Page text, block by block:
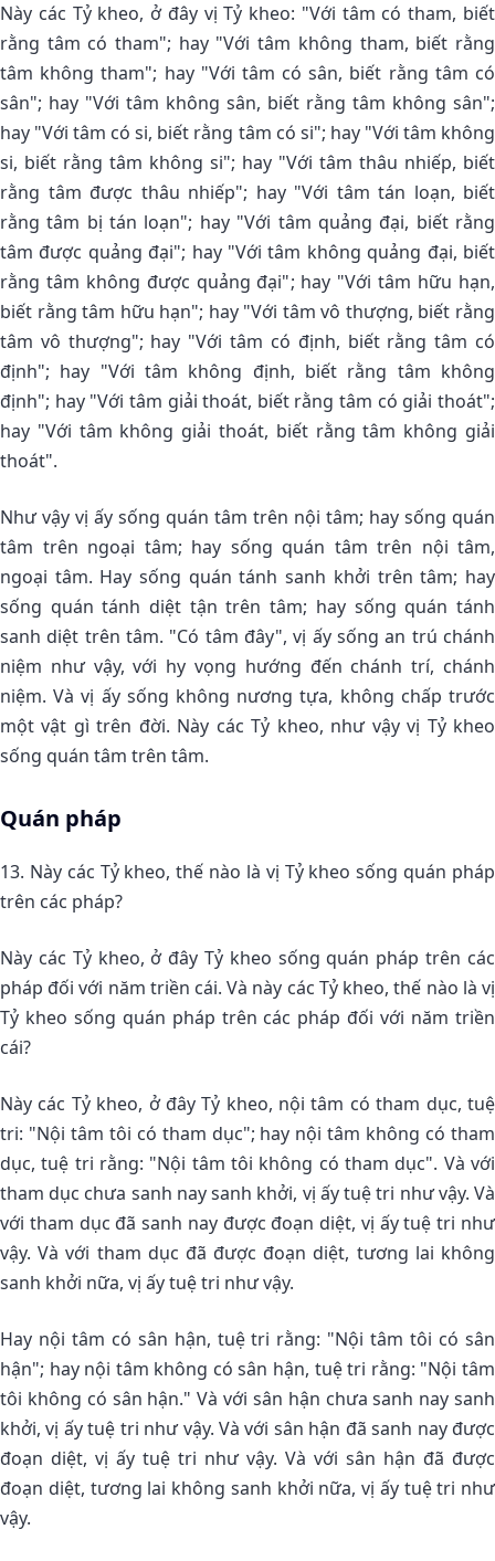
Này các Tỷ kheo, ở đây vị Tỷ kheo: "Với tâm có tham, biết
rằng tâm có tham"; hay "Với tâm không tham, biết rằng
tâm không tham"; hay "Với tâm có sân, biết rằng tâm có
sân"; hay "Với tâm không sân, biết rằng tâm không sân";
hay "Với tâm có si, biết rằng tâm có si"; hay "Với tâm không
si, biết rằng tâm không si"; hay "Với tâm thâu nhiếp, biết
rằng tâm được thâu nhiếp"; hay "Với tâm tán loạn, biết
rằng tâm bị tán loạn"; hay "Với tâm quảng đại, biết rằng
tâm được quảng đại"; hay "Với tâm không quảng đại, biết
rằng tâm không được quảng đại"; hay "Với tâm hữu hạn,
biết rằng tâm hữu hạn"; hay "Với tâm vô thượng, biết rằng
tâm vô thượng"; hay "Với tâm có định, biết rằng tâm có
định"; hay "Với tâm không định, biết rằng tâm không
định"; hay "Với tâm giải thoát, biết rằng tâm có giải thoát";
hay "Với tâm không giải thoát, biết rằng tâm không giải
thoát".
Như vậy vị ấy sống quán tâm trên nội tâm; hay sống quán
tâm trên ngoại tâm; hay sống quán tâm trên nội tâm,
ngoại tâm. Hay sống quán tánh sanh khởi trên tâm; hay
sống quán tánh diệt tận trên tâm; hay sống quán tánh
sanh diệt trên tâm. "Có tâm đây", vị ấy sống an trú chánh
niệm như vậy, với hy vọng hướng đến chánh trí, chánh
niệm. Và vị ấy sống không nương tựa, không chấp trước
một vật gì trên đời. Này các Tỷ kheo, như vậy vị Tỷ kheo
sống quán tâm trên tâm.
Quán pháp
13. Này các Tỷ kheo, thế nào là vị Tỷ kheo sống quán pháp
trên các pháp?
Này các Tỷ kheo, ở đây Tỷ kheo sống quán pháp trên các
pháp đối với năm triền cái. Và này các Tỷ kheo, thế nào là vị
Tỷ kheo sống quán pháp trên các pháp đối với năm triền
cái?
Này các Tỷ kheo, ở đây Tỷ kheo, nội tâm có tham dục, tuệ
tri: "Nội tâm tôi có tham dục"; hay nội tâm không có tham
dục, tuệ tri rằng: "Nội tâm tôi không có tham dục". Và với
tham dục chưa sanh nay sanh khởi, vị ấy tuệ tri như vậy. Và
với tham dục đã sanh nay được đoạn diệt, vị ấy tuệ tri như
vậy. Và với tham dục đã được đoạn diệt, tương lai không
sanh khởi nữa, vị ấy tuệ tri như vậy.
Hay nội tâm có sân hận, tuệ tri rằng: "Nội tâm tôi có sân
hận"; hay nội tâm không có sân hận, tuệ tri rằng: "Nội tâm
tôi không có sân hận." Và với sân hận chưa sanh nay sanh
khởi, vị ấy tuệ tri như vậy. Và với sân hận đã sanh nay được
đoạn diệt, vị ấy tuệ tri như vậy. Và với sân hận đã được
đoạn diệt, tương lai không sanh khởi nữa, vị ấy tuệ tri như
vậy.